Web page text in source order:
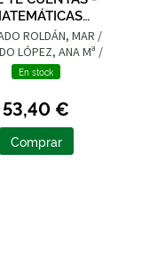
NIVEL
2
ROLDÁN, MAR /
LÓPEZ, ANA Mª /
BOFÍ, Mª DOLORES
En stock
53,40 €
Comprar